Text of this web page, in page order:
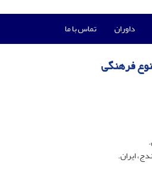
داوران تماس با ما
فرهنگی
ایران.